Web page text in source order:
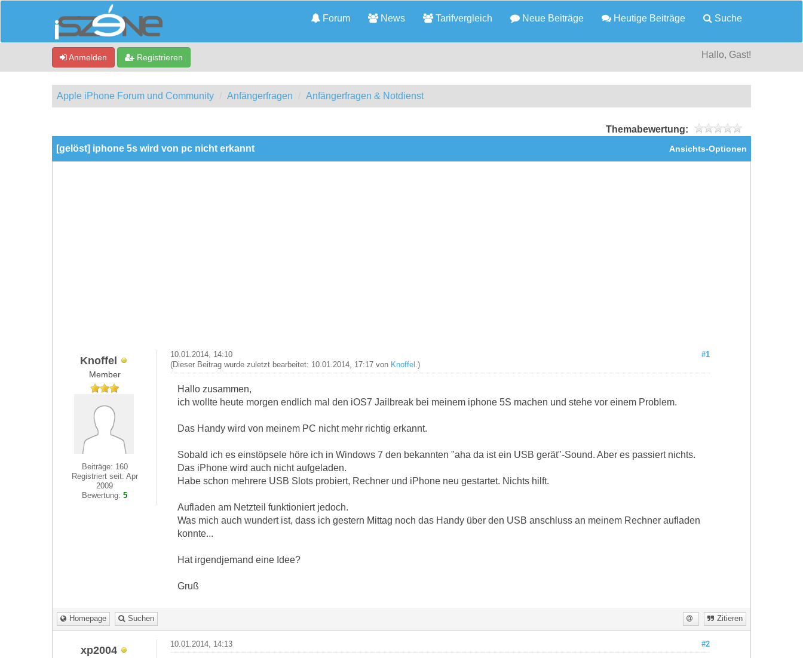
Forum News Tarifvergleich Neue Beiträge Heutige Beiträge Suche
Anmelden Registrieren Hallo, Gast!
Apple iPhone Forum und Community Anfängerfragen Anfängerfragen & Notdienst
Themabewertung:
Ansichts-Optionen
[gelöst] iphone 5s wird von pc nicht erkannt
Knoffel
Member
Beiträge: 160
Registriert seit: Apr
2009
Bewertung:5
#1
10.01.2014, 14:10
(Dieser Beitrag wurde zuletzt bearbeitet: 10.01.2014, 17:17 von Knoffel .)
Hallo zusammen,
ich wollte heute morgen endlich mal den iOS7 Jailbreak bei meinem iphone 5S machen und stehe vor einem Problem.
Das Handy wird von meinem PC nicht mehr richtig erkannt.
Sobald ich es einstöpsele höre ich in Windows 7 den bekannten "aha da ist ein USB gerät"-Sound. Aber es passiert nichts.
Das iPhone wird auch nicht aufgeladen.
Habe schon mehrere USB Slots probiert, Rechner und iPhone neu gestartet. Nichts hilft.
Aufladen am Netzteil funktioniert jedoch.
Was mich auch wundert ist, dass ich gestern Mittag noch das Handy über den USB anschluss an meinem Rechner aufladen
konnte...
Hat irgendjemand eine Idee?
Gruß
Homepage Suchen Zitieren
xp2004 #2
10.01.2014, 14:13